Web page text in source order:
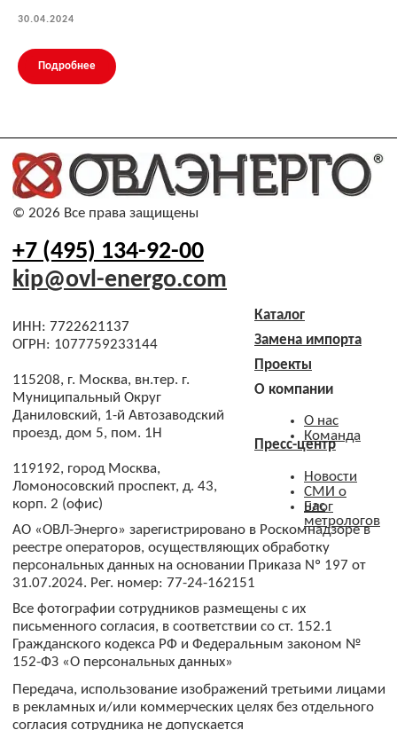
30.04.2024
Подробнее